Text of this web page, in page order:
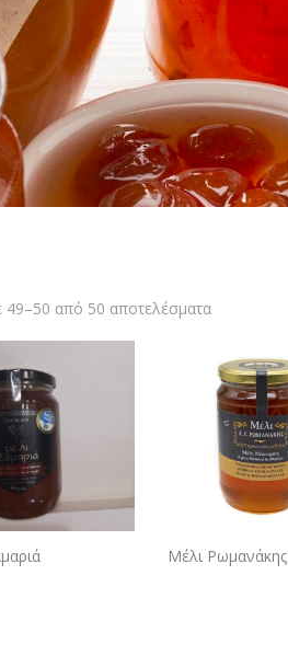
49–50 από 50 αποτελέσματα
Μέλι Ρωμανάκης